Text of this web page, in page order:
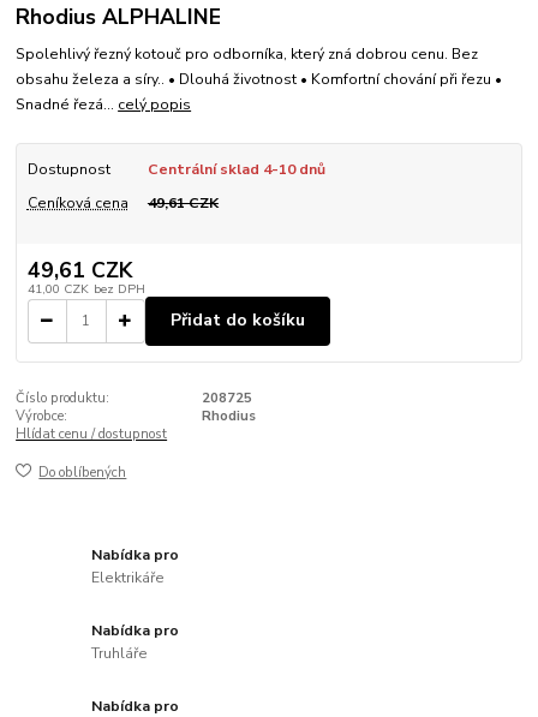
Rhodius ALPHALINE
Spolehlivý řezný kotouč pro odborníka, který zná dobrou cenu. Bez
obsahu železa a síry.. • Dlouhá životnost • Komfortní chování při řezu •
Snadné řezá... celý popis
Dostupnost
Centrální sklad 4-10 dnů
Ceníková cena
49,61 CZK
49,61 CZK
41,00 CZK bez DPH
Přidat do košíku
Číslo produktu:
208725
Výrobce:
Rhodius
Hlídat cenu / dostupnost
Do oblíbených
Nabídka pro
Elektrikáře
Nabídka pro
Truhláře
Nabídka pro